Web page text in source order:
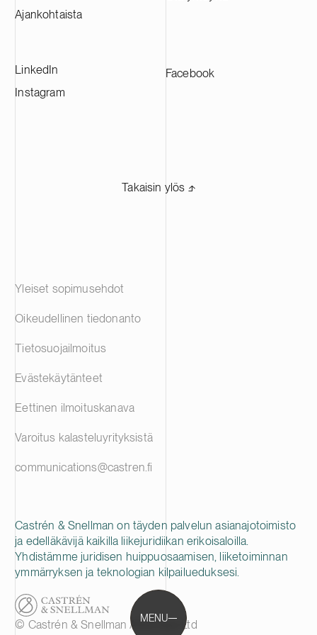
MENU
Ajankohtaista
LinkedIn
Instagram
Facebook
Takaisin ylös ⬏
Castrén & Snellman on täyden palvelun asianajotoimisto
ja edelläkävijä kaikilla liikejuridiikan erikoisaloilla.
Yhdistämme juridisen huippuosaamisen, liiketoiminnan
ymmärryksen ja teknologian kilpailueduksesi.
© Castrén & Snellman Attorneys Ltd
Yleiset sopimusehdot
Oikeudellinen tiedonanto
Tietosuojailmoitus
Evästekäytänteet
Eettinen ilmoituskanava
Varoitus kalasteluyrityksistä
communications@castren.fi